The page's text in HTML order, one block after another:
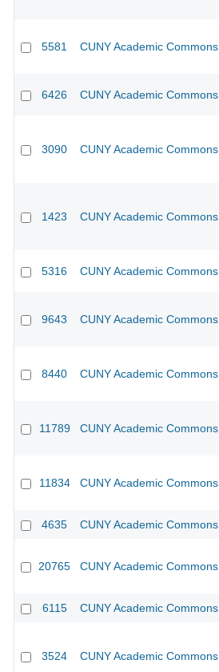
5581 CUNY Academic Commons
6426 CUNY Academic Commons
3090 CUNY Academic Commons
1423 CUNY Academic Commons
5316 CUNY Academic Commons
9643 CUNY Academic Commons
8440 CUNY Academic Commons
11789 CUNY Academic Commons
11834 CUNY Academic Commons
4635 CUNY Academic Commons
20765 CUNY Academic Commons
6115 CUNY Academic Commons
3524 CUNY Academic Commons